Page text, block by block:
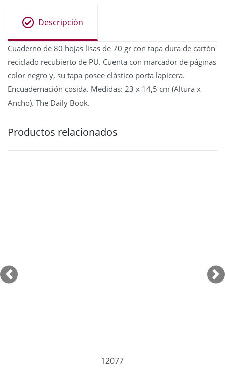
Descripción
Cuaderno de 80 hojas lisas de 70 gr con tapa dura de cartón
reciclado recubierto de PU. Cuenta con marcador de páginas
color negro y, su tapa posee elástico porta lapicera.
Encuadernación cosida. Medidas: 23 x 14,5 cm (Altura x
Ancho). The Daily Book.
Productos relacionados
Previous
12077